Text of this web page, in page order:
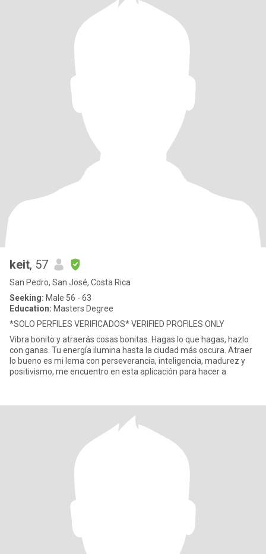
keit, 57
San Pedro, San José, Costa Rica
Seeking: Male 56 - 63
Education: Masters Degree
*SOLO PERFILES VERIFICADOS* VERIFIED PROFILES ONLY
Vibra bonito y atraerás cosas bonitas. Hagas lo que hagas, hazlo
con ganas. Tu energía ilumina hasta la ciudad más oscura. Atraer
lo bueno es mi lema con perseverancia, inteligencia, madurez y
positivismo, me encuentro en esta aplicación para hacer a